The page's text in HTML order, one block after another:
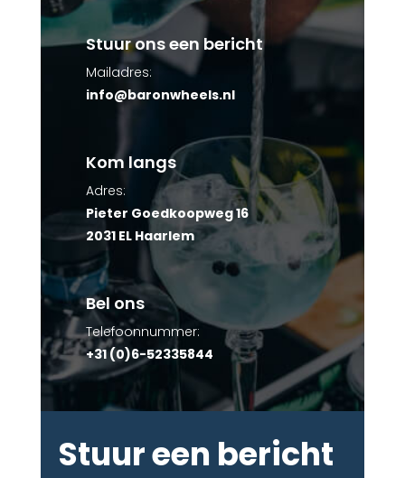
Stuur ons een bericht
Mailadres:
info@baronwheels.nl
Kom langs
Adres:
Pieter Goedkoopweg 16
2031 EL Haarlem
Bel ons
Telefoonnummer:
+31 (0)6-52335844
Stuur een bericht